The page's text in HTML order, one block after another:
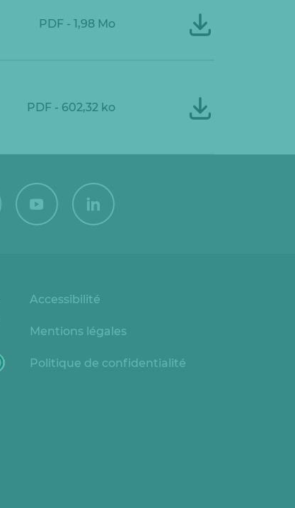
PDF - 1,98 Mo
PDF - 602,32 ko
Accessibilité
Mentions légales
Politique de confidentialité